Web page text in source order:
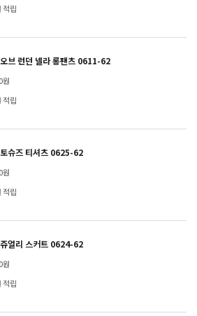
적립
브 런던 넬라 롱팬츠 0611-62
원
적립
슈즈 티셔츠 0625-62
원
적립
얼리 스커트 0624-62
원
적립